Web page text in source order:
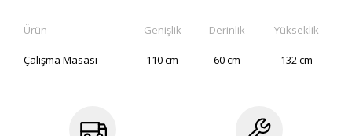
Ürün Genişlik Derinlik Yükseklik
Çalışma Masası 110 cm 60 cm 132 cm